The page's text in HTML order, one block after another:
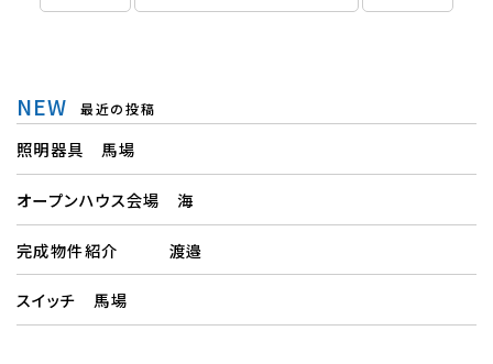
NEW 最近の投稿
照明器具 馬場
オープンハウス会場 海
完成物件紹介 渡邉
スイッチ 馬場